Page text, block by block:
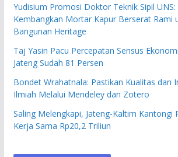
Yudisium Promosi Doktor Teknik Sipil UNS:
Kembangkan Mortar Kapur Berserat Rami
Bangunan Heritage
Taj Yasin Pacu Percepatan Sensus
Jateng Sudah 81 Persen
Bondet Wrahatnala: Pastikan Kualitas dan
Ilmiah Melalui Mendeley dan Zotero
Saling Melengkapi, Jateng-Kaltim Kantongi
Kerja Sama Rp20,2 Triliun